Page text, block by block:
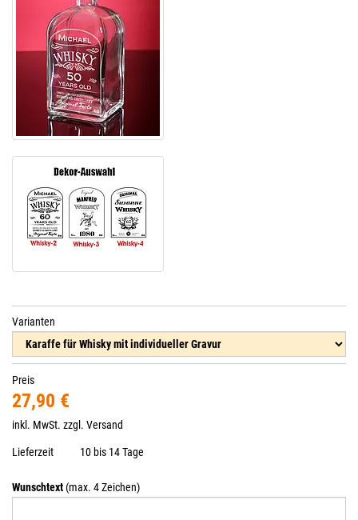
Varianten
Preis
27,90 €
inkl. MwSt. zzgl. Versand
Lieferzeit 10 bis 14 Tage
Wunschtext(max. 4 Zeichen)